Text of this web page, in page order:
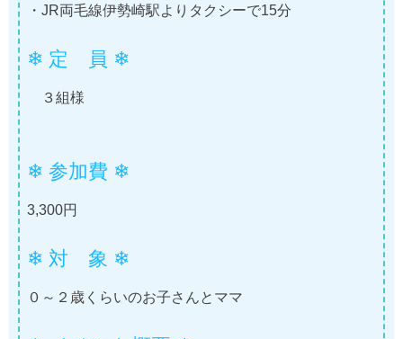
・JR両毛線伊勢崎駅よりタクシーで15分
❄ 定 員 ❄
３組様
❄ 参加費 ❄
3,300円
❄ 対 象 ❄
０～２歳くらいのお子さんとママ